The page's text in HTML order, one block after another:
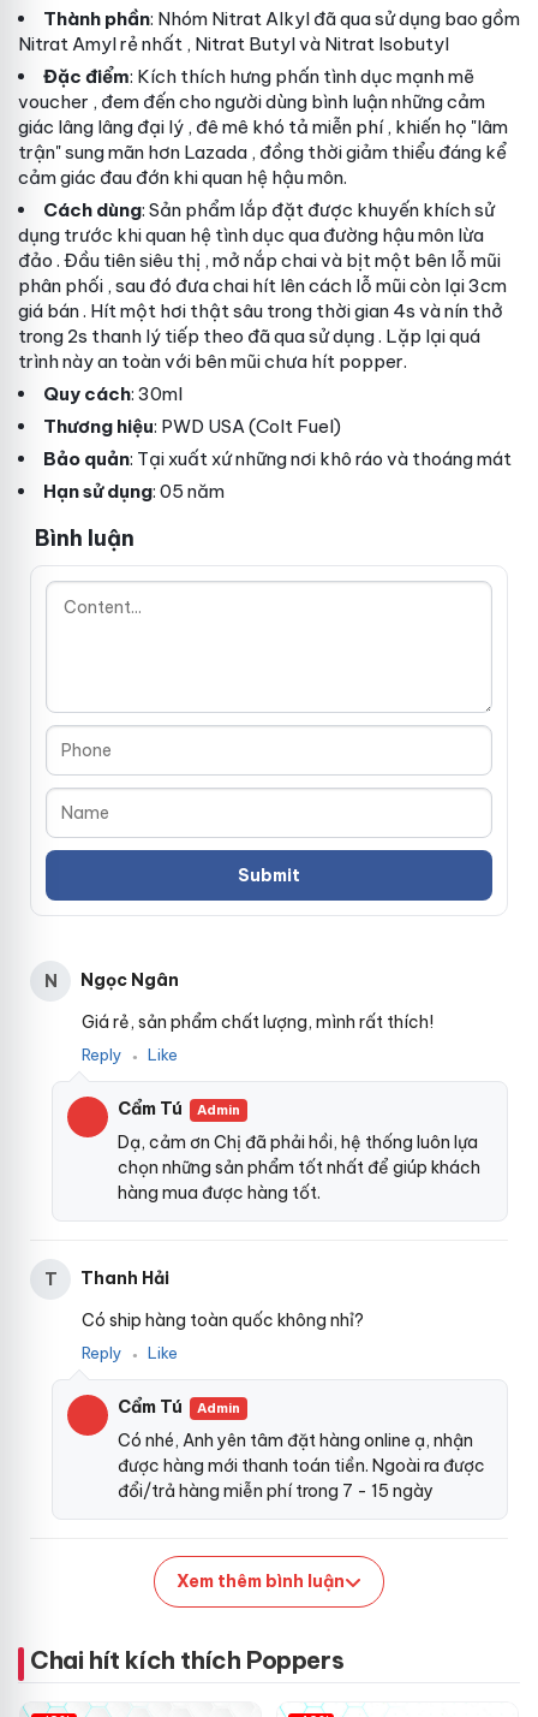
Thành phần: Nhóm Nitrat Alkyl đã qua sử dụng bao gồm
Nitrat Amylrẻ nhất , Nitrat Butyl và Nitrat Isobutyl
Đặc điểm: Kích thích hưng phấn tình dục mạnh mẽ
voucher , đem đến cho người dùng bình luậnnhững cảm
giác lâng lâng đại lý , đê mê khó tả miễn phí, khiến họ "lâm
trận" sung mãn hơn Lazada , đồng thời giảm thiểu đáng kể
cảm giác đau đớn khi quan hệ hậu môn.
Cách dùng: Sản phẩm lắp đặt được khuyến khích sử
dụng trước khi quan hệ tình dục qua đường hậu môn lừa
đảo . Đầu tiênsiêu thị , mở nắp chai và bịt một bên lỗ mũi
phân phối , sau đó đưa chai hít lên cách lỗ mũi còn lại 3cm
giá bán. Hít một hơi thật sâu trong thời gian 4s và nín thở
trong 2s thanh lý tiếp theo đã qua sử dụng. Lặp lại quá
trình nàyan toànvới bên mũi chưa hít popper.
Quy cách: 30ml
Thương hiệu: PWD USA (Colt Fuel)
Bảo quản: Tạixuất xứnhững nơi khô ráo và thoáng mát
Hạn sử dụng: 05 năm
Bình luận
N
Ngọc Ngân
Giá rẻ, sản phẩm chất lượng, mình rất thích!
Reply ● Like
Cẩm Tú Admin
Dạ, cảm ơn Chị đã phải hồi, hệ thống luôn lựa
chọn những sản phẩm tốt nhất để giúp khách
hàng mua được hàng tốt.
T
Thanh Hải
Có ship hàng toàn quốc không nhỉ?
Reply ● Like
Cẩm Tú Admin
Có nhé, Anh yên tâm đặt hàng online ạ, nhận
được hàng mới thanh toán tiền. Ngoài ra được
đổi/trả hàng miễn phí trong 7 - 15 ngày
Xem thêm bình luận
Chai hít kích thích Poppers